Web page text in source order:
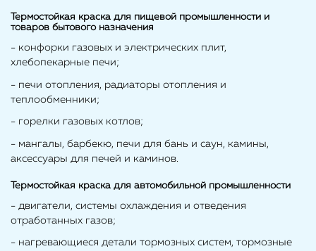
Термостойкая краска для пищевой промышленности и
товаров бытового назначения
- конфорки газовых и электрических плит,
хлебопекарные печи;
- печи отопления, радиаторы отопления и
теплообменники;
- горелки газовых котлов;
- мангалы, барбекю, печи для бань и саун, камины,
аксессуары для печей и каминов.
Термостойкая краска для автомобильной промышленности
- двигатели, системы охлаждения и отведения
отработанных газов;
- нагревающиеся детали тормозных систем, тормозные